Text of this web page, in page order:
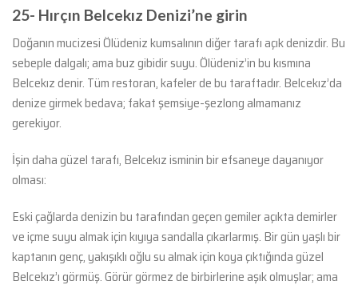
25- Hırçın Belcekız Denizi’ne girin
Doğanın mucizesi Ölüdeniz kumsalının diğer tarafı açık denizdir. Bu
sebeple dalgalı; ama buz gibidir suyu. Ölüdeniz’in bu kısmına
Belcekız denir. Tüm restoran, kafeler de bu taraftadır. Belcekız’da
denize girmek bedava; fakat şemsiye-şezlong almamanız
gerekiyor.
İşin daha güzel tarafı, Belcekız isminin bir efsaneye dayanıyor
olması:
Eski çağlarda denizin bu tarafından geçen gemiler açıkta demirler
ve içme suyu almak için kıyıya sandalla çıkarlarmış. Bir gün yaşlı bir
kaptanın genç, yakışıklı oğlu su almak için koya çıktığında güzel
Belcekız’ı görmüş. Görür görmez de birbirlerine aşık olmuşlar; ama